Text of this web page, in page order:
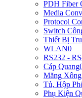
PDH Fiber
Media
Protocol
Switch
Thiết Bị
WLAN0
RS232 -
Cáp Quang
Măng
Tủ, Hộp
Phụ Kiện